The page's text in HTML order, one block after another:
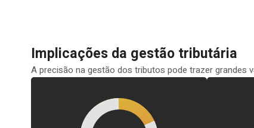
Implicações da gestão tributária
A precisão na gestão dos tributos pode trazer grandes